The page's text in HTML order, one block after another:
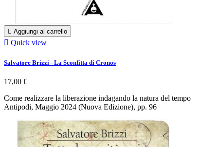
 Aggiungi al carrello
 Quick view
Salvatore Brizzi - La Sconfitta di Cronos
17,00 €
Come realizzare la liberazione indagando la natura del tempo
Antipodi, Maggio 2024 (Nuova Edizione), pp. 96